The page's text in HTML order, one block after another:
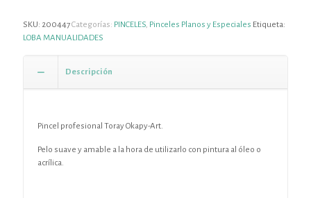
SKU: 200447Categorías: PINCELES, Pinceles Planos y Especiales Etiqueta:
LOBA MANUALIDADES
Descripción
Pincel profesional Toray Okapy-Art.
Pelo suave y amable a la hora de utilizarlo con pintura al óleo o
acrílica.